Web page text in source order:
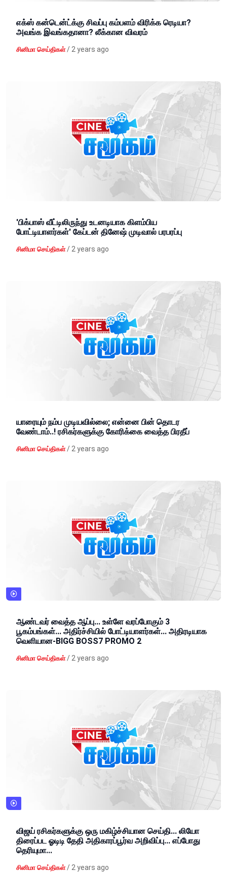
எக்ஸ் கன்டென்ட்க்கு சிவப்பு கம்பளம் விரிக்க ரெடியா?
அவங்க இவங்கதானா? லீக்கான விவரம்
சினிமா செய்திகள் / 2 years ago
'பிக்பாஸ் வீட்டிலிருந்து உடனடியாக கிளம்பிய
போட்டியாளர்கள்' கேப்டன் தினேஷ் முடிவால் பரபரப்பு
சினிமா செய்திகள் / 2 years ago
யாரையும் நம்ப முடியவில்லை; என்னை பின் தொடர
வேண்டாம்..! ரசிகர்களுக்கு கோரிக்கை வைத்த பிரதீப்
சினிமா செய்திகள் / 2 years ago
ஆண்டவர் வைத்த ஆப்பு... உள்ளே வரப்போகும் 3
பூகம்பங்கள்... அதிர்ச்சியில் போட்டியாளர்கள்... அதிரடியாக
வெளியான-BIGG BOSS7 PROMO 2
சினிமா செய்திகள் / 2 years ago
விஜய் ரசிகர்களுக்கு ஒரு மகிழ்ச்சியான செய்தி... லியோ
திரைப்பட ஓடிடி தேதி அதிகாரப்பூர்வ அறிவிப்பு... எப்போது
தெரியுமா...
சினிமா செய்திகள் / 2 years ago